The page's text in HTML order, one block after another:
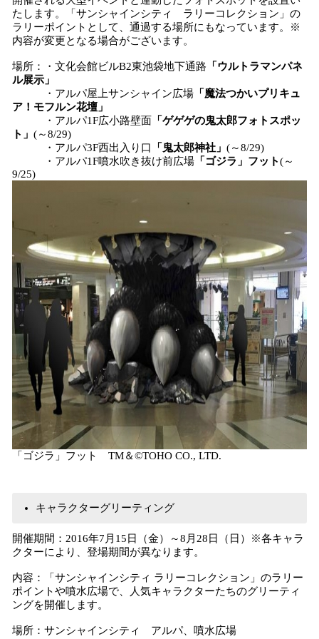
たします。「サンシャインシティ ラリーコレクション」の
ラリーポイントとして、通過する場所にもなっています。※
内容が変更となる場合がございます。
場所：・文化会館ビルB2東池袋地下通路 「ウルトラマンパネ
ル展示」
・アルパ屋上サンシャイン広場 「魔法つかいプリキュ
ア！モフルン花壇」
・アルパ1F広小路壁面 「ゲゲゲの鬼太郎フォトスポッ
ト」 (～8/29)
・アルパ3F西出入り口
「鬼太郎神社」 (～8/29)
・アルパ1F噴水吹き抜け前広場 「ゴジラ」フット(～
9/25)
「ゴジラ」フット TM＆©TOHO CO., LTD.
キャラクターグリーティング
開催期間：2016年7月15日（金）～8月28日（日）※各キャラ
クターにより、登場期間が異なります。
内容：「サンシャインシティ ラリーコレクション」のラリー
ポイントや噴水広場で、人気キャラクターたちのグリーティ
ングを開催します。
場所：サンシャインシティ アルパ、噴水広場